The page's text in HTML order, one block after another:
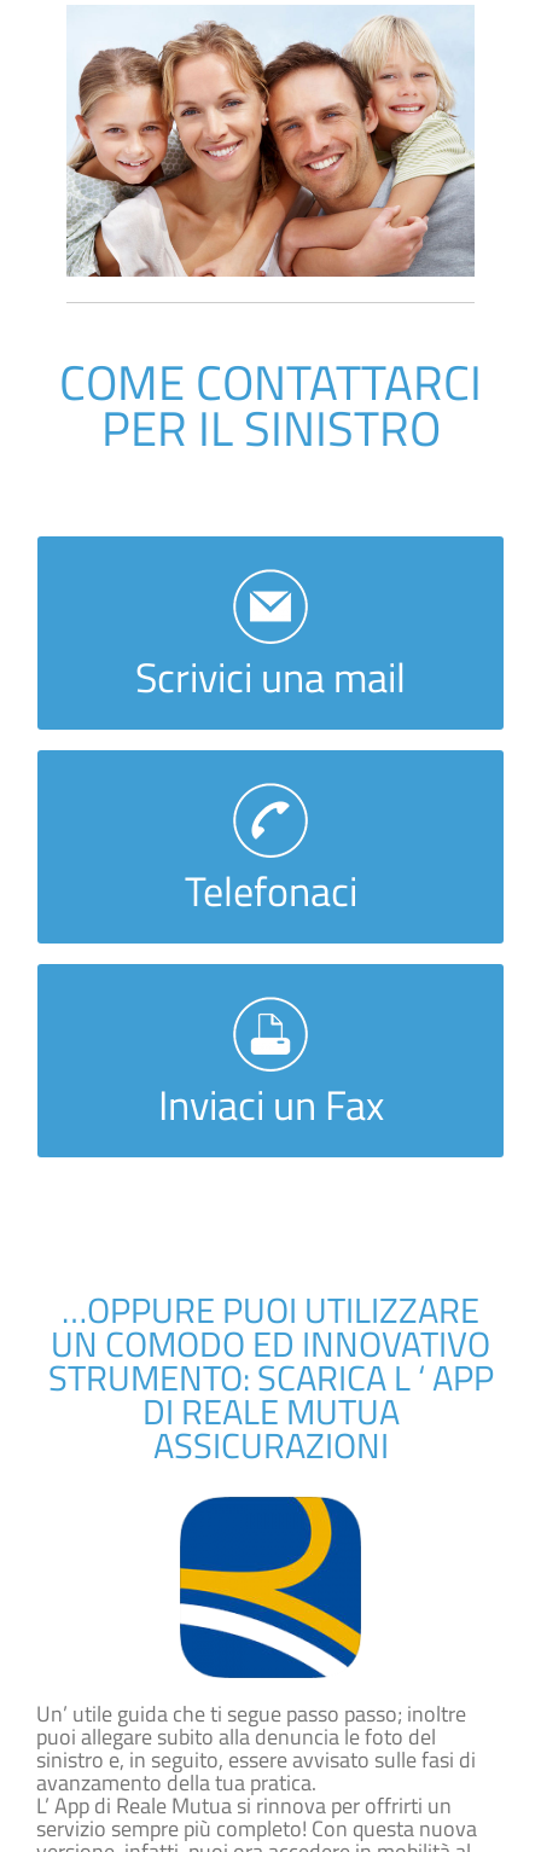
COME CONTATTARCI
PER IL SINISTRO
Scrivici una mail
sinistri@realeabbiategrasso.it
Telefonaci
TEL.: 02 94967173
Inviaci un Fax
FAX.: 02 9496 7308
…OPPURE PUOI UTILIZZARE
UN COMODO ED INNOVATIVO
STRUMENTO: SCARICA L ‘ APP
DI REALE MUTUA
ASSICURAZIONI
Un’ utile guida che ti segue passo passo; inoltre
puoi allegare subito alla denuncia le foto del
sinistro e, in seguito, essere avvisato sulle fasi di
avanzamento della tua pratica.
L’ App di Reale Mutua si rinnova per offrirti un
servizio sempre più completo! Con questa nuova